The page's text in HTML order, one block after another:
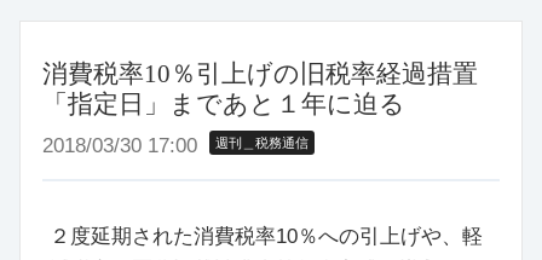
消費税率10％引上げの旧税率経過措置
「指定日」まであと１年に迫る
2018/03/30 17:00 週刊＿税務通信
２度延期された消費税率10％への引上げや、軽